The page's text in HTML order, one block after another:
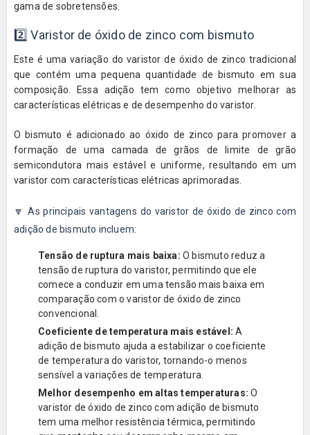
gama de sobretensões.
2️⃣ Varistor de óxido de zinco com bismuto
Este é uma variação do varistor de óxido de zinco tradicional
que contém uma pequena quantidade de bismuto em sua
composição. Essa adição tem como objetivo melhorar as
características elétricas e de desempenho do varistor.
O bismuto é adicionado ao óxido de zinco para promover a
formação de uma camada de grãos de limite de grão
semicondutora mais estável e uniforme, resultando em um
varistor com características elétricas aprimoradas.
🔽 As principais vantagens do varistor de óxido de zinco com
adição de bismuto incluem:
Tensão de ruptura mais baixa: O bismuto reduz a
tensão de ruptura do varistor, permitindo que ele
comece a conduzir em uma tensão mais baixa em
comparação com o varistor de óxido de zinco
convencional.
Coeficiente de temperatura mais estável: A
adição de bismuto ajuda a estabilizar o coeficiente
de temperatura do varistor, tornando-o menos
sensível a variações de temperatura.
Melhor desempenho em altas temperaturas: O
varistor de óxido de zinco com adição de bismuto
tem uma melhor resistência térmica, permitindo